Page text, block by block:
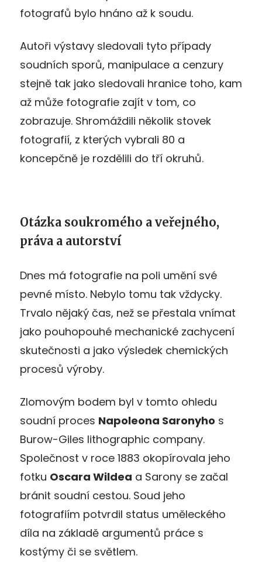
fotografů bylo hnáno až k soudu.
Autoři výstavy sledovali tyto případy
soudních sporů, manipulace a cenzury
stejně tak jako sledovali hranice toho, kam
až může fotografie zajít v tom, co
zobrazuje. Shromáždili několik stovek
fotografií, z kterých vybrali 80 a
koncepčně je rozdělili do tří okruhů.
Otázka soukromého a veřejného,
práva a autorství
Dnes má fotografie na poli umění své
pevné místo. Nebylo tomu tak vždycky.
Trvalo nějaký čas, než se přestala vnímat
jako pouhopouhé mechanické zachycení
skutečnosti a jako výsledek chemických
procesů výroby.
Zlomovým bodem byl v tomto ohledu
soudní proces Napoleona Saronyho s
Burow-Giles lithographic company.
Společnost v roce 1883 okopírovala jeho
fotku Oscara Wildea a Sarony se začal
bránit soudní cestou. Soud jeho
fotografiím potvrdil status uměleckého
díla na základě argumentů práce s
kostýmy či se světlem.